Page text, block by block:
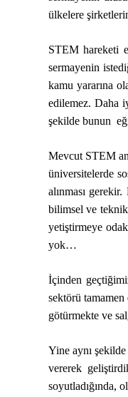
ülkelere
STEM hareketi
sermayenin
kamu yararına
edilemez. Daha
şekilde bunun
Mevcut STEM
üniversitelerde
alınması
bilimsel ve
yetiştirmeye
yok…
İçinden
sektörü tamamen
götürmekte ve
Yine aynı
vererek
soyutladığında,